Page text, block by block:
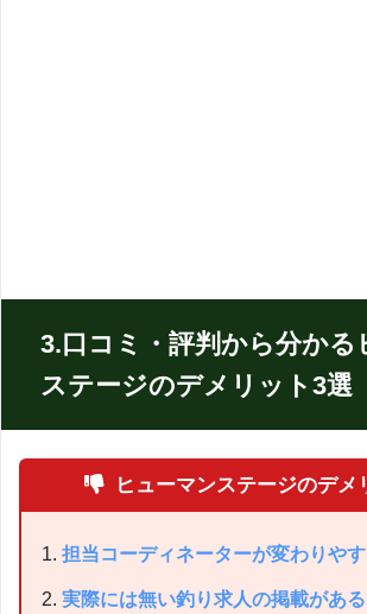
3.口コミ・評判から分かる
ステージのデメリット3選
ヒューマンステージのデメ
担当コーディネーターが変わりや
実際には無い釣り求人の掲載がある